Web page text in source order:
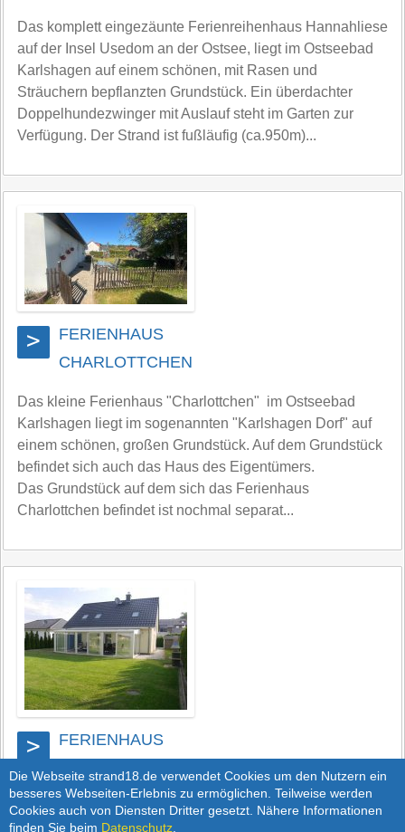
Die Webseite strand18.de verwendet Cookies um den Nutzern ein
besseres Webseiten-Erlebnis zu ermöglichen. Teilweise werden
Cookies auch von Diensten Dritter gesetzt. Nähere Informationen
finden Sie beim Datenschutz
Das komplett eingezäunte Ferienreihenhaus Hannahliese
auf der Insel Usedom an der Ostsee, liegt im Ostseebad
Karlshagen auf einem schönen, mit Rasen und
Sträuchern bepflanzten Grundstück. Ein überdachter
Doppelhundezwinger mit Auslauf steht im Garten zur
Verfügung. Der Strand ist fußläufig (ca.950m)...
>
FERIENHAUS
CHARLOTTCHEN
Das kleine Ferienhaus "Charlottchen" im Ostseebad
Karlshagen liegt im sogenannten "Karlshagen Dorf" auf
einem schönen, großen Grundstück. Auf dem Grundstück
befindet sich auch das Haus des Eigentümers.
Das Grundstück auf dem sich das Ferienhaus
Charlottchen befindet ist nochmal separat...
>
FERIENHAUS
MÖWENKOJE
Das schöne, 2017 erbaute Ferienhaus "Möwenkoje" im
Ostseebad Karlshagen, liegt in zweiter Reihe, auf einem